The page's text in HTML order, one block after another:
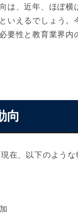
は、近年、ほぼ
いえるでしょう。
要性と教育業界内
向
在、以下のような